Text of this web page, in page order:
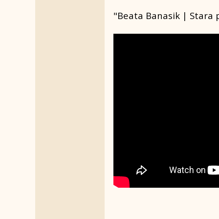
"Beata Banasik | Stara